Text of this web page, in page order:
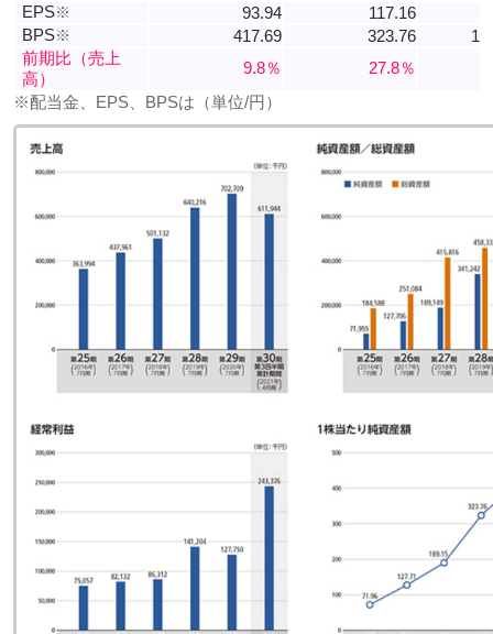
EPS※ 93.94 117.16
BPS※ 417.69 323.76
前期比（売上
高）
9.8％
27.8％
※配当金、EPS、BPSは（単位/円）